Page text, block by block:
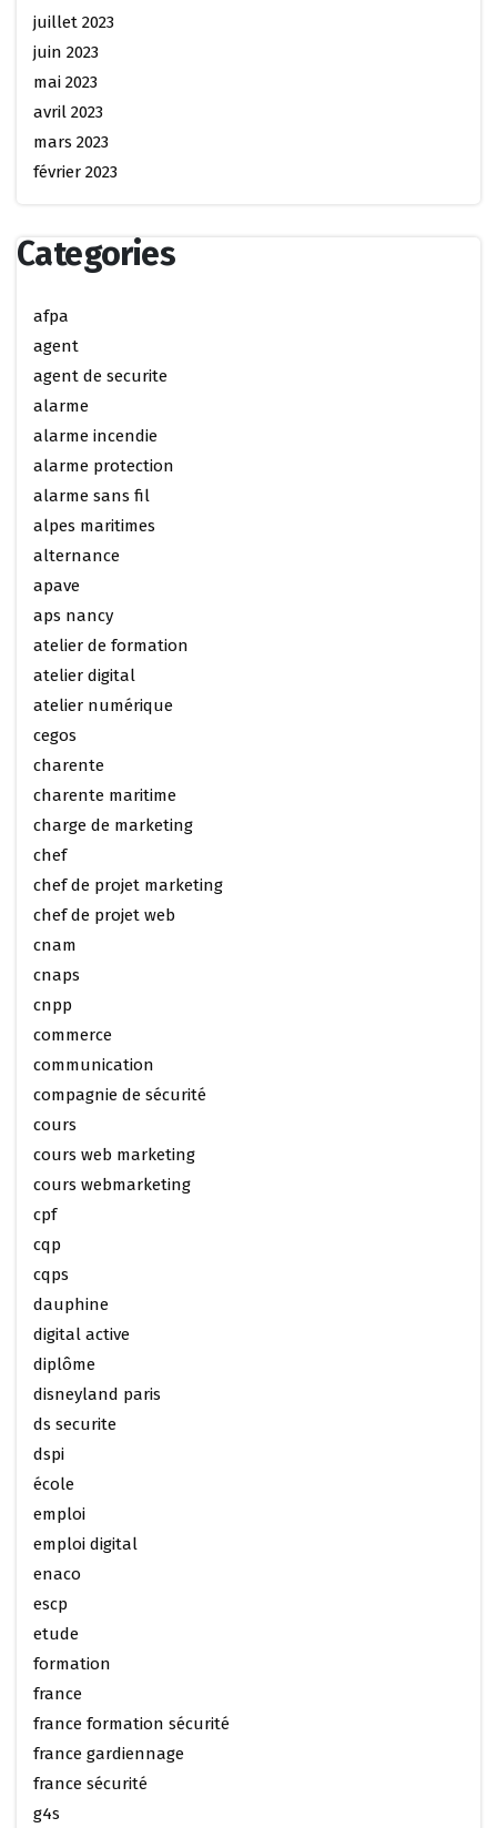
juillet 2023
juin 2023
mai 2023
avril 2023
mars 2023
février 2023
Categories
afpa
agent
agent de securite
alarme
alarme incendie
alarme protection
alarme sans fil
alpes maritimes
alternance
apave
aps nancy
atelier de formation
atelier digital
atelier numérique
cegos
charente
charente maritime
charge de marketing
chef
chef de projet marketing
chef de projet web
cnam
cnaps
cnpp
commerce
communication
compagnie de sécurité
cours
cours web marketing
cours webmarketing
cpf
cqp
cqps
dauphine
digital active
diplôme
disneyland paris
ds securite
dspi
école
emploi
emploi digital
enaco
escp
etude
formation
france
france formation sécurité
france gardiennage
france sécurité
g4s